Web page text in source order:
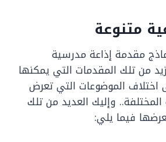
متنوعة
مقدمة إذاعة مدرسية
من تلك المقدمات التي يمكنها
اختلاف الموضوعات التي تعرض
المختلفة.. وإليك العديد من تلك
فيما يلي: